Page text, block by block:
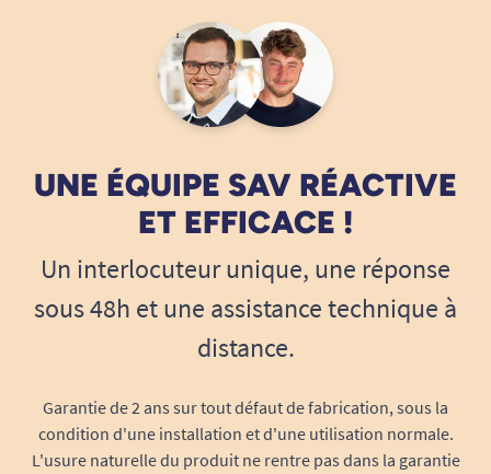
forfait installation ne pourra être remboursé. Les
frais logistiques de retour seront à la charge du
Contactez notre service client.
Le forfait installation n'est disponible que pour
la France métropolitaine. Le service ne pourra
pas être assuré dans les DOM-TOM ou à
l'étranger.
UNE ÉQUIPE SAV RÉACTIVE
ET EFFICACE !
Un interlocuteur unique, une réponse
sous 48h et une assistance technique à
distance.
Garantie de 2 ans sur tout défaut de fabrication, sous la
condition d'une installation et d'une utilisation normale.
L'usure naturelle du produit ne rentre pas dans la garantie